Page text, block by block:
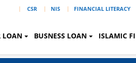
| CSR NIS FINANCIAL LITERACY
LOAN BUSNESS LOAN ISLAMIC